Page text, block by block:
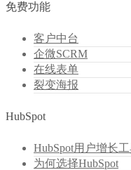
免费功能
客户中台
企微SCRM
在线表单
裂变海报
HubSpot
HubSpot用户增长
为何选择HubSpot